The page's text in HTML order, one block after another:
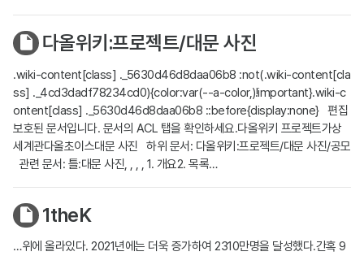
다올위키:프로젝트/대문 사진
.wiki-content[class] ._5630d46d8daa06b8 :not(.wiki-content[cla
ss] ._4cd3dadf78234cd0){color:var(--a-color,)!important}.wiki-c
ontent[class] ._5630d46d8daa06b8 ::before{display:none} 편집
보호된 문서입니다. 문서의 ACL 탭을 확인하세요.다올위키 프로젝트가상
세계관다올초이스대문 사진 하위 문서: 다올위키:프로젝트/대문 사진/공모
관련 문서: 틀:대문 사진, , , , 1. 개요2. 목록…
1theK
…위에 올라있다. 2021년에는 더욱 증가하여 2310만명을 달성했다.간혹 9